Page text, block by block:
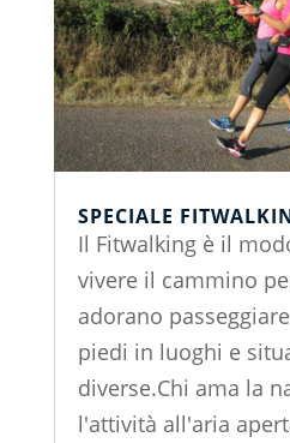
SPECIALE
Il Fitwalking è il
vivere il cammino
adorano
piedi in luoghi e
diverse.Chi ama la
l'attività all'aria